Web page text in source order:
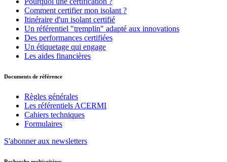
Comment certifier mon isolant ?
Itinéraire d'un isolant certifié
Un référentiel "tremplin" adapté aux innovations
Des performances certifiées
Un étiquetage qui engage
Les aides financières
Documents de référence
Règles générales
Les référentiels ACERMI
Cahiers techniques
Formulaires
S'abonner aux newsletters